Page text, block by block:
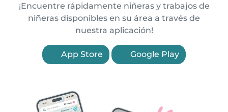
¡Encuentre rápidamente niñeras y trabajos de
niñeras disponibles en su área a través de
nuestra aplicación!
App Store Google Play